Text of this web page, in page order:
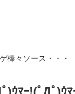
棒々ソース・・・
)ｳﾏｰ!(ﾟДﾟ)ｳﾏ